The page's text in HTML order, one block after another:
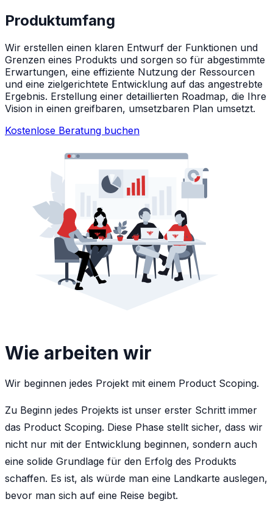
Produktumfang
Wir erstellen einen klaren Entwurf der Funktionen und
Grenzen eines Produkts und sorgen so für abgestimmte
Erwartungen, eine effiziente Nutzung der Ressourcen
und eine zielgerichtete Entwicklung auf das angestrebte
Ergebnis. Erstellung einer detaillierten Roadmap, die Ihre
Vision in einen greifbaren, umsetzbaren Plan umsetzt.
Kostenlose Beratung buchen
Wie arbeiten wir
Wir beginnen jedes Projekt mit einem Product Scoping.
Zu Beginn jedes Projekts ist unser erster Schritt immer
das Product Scoping. Diese Phase stellt sicher, dass wir
nicht nur mit der Entwicklung beginnen, sondern auch
eine solide Grundlage für den Erfolg des Produkts
schaffen. Es ist, als würde man eine Landkarte auslegen,
bevor man sich auf eine Reise begibt.